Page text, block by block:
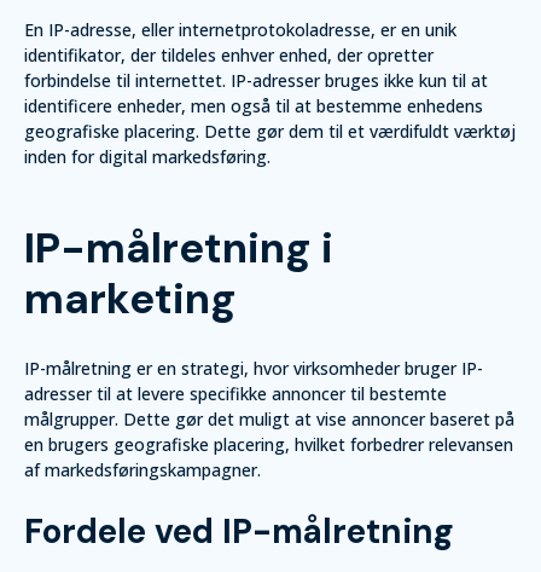
En IP-adresse, eller internetprotokoladresse, er en unik
identifikator, der tildeles enhver enhed, der opretter
forbindelse til internettet. IP-adresser bruges ikke kun til at
identificere enheder, men også til at bestemme enhedens
geografiske placering. Dette gør dem til et værdifuldt værktøj
inden for digital markedsføring.
IP-målretning i
marketing
IP-målretning er en strategi, hvor virksomheder bruger IP-
adresser til at levere specifikke annoncer til bestemte
målgrupper. Dette gør det muligt at vise annoncer baseret på
en brugers geografiske placering, hvilket forbedrer relevansen
af markedsføringskampagner.
Fordele ved IP-målretning